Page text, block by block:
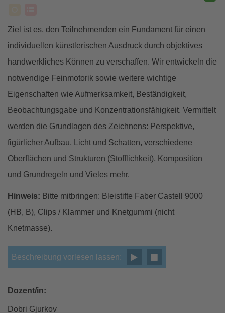
Ziel ist es, den Teilnehmenden ein Fundament für einen
individuellen künstlerischen Ausdruck durch objektives
handwerkliches Können zu verschaffen. Wir entwickeln die
notwendige Feinmotorik sowie weitere wichtige
Eigenschaften wie Aufmerksamkeit, Beständigkeit,
Beobachtungsgabe und Konzentrationsfähigkeit. Vermittelt
werden die Grundlagen des Zeichnens: Perspektive,
figürlicher Aufbau, Licht und Schatten, verschiedene
Oberflächen und Strukturen (Stofflichkeit), Komposition
und Grundregeln und Vieles mehr.
Hinweis: Bitte mitbringen: Bleistifte Faber Castell 9000
(HB, B), Clips / Klammer und Knetgummi (nicht
Knetmasse).
Beschreibung vorlesen lassen:
Dozent/in:
Dobri Gjurkov